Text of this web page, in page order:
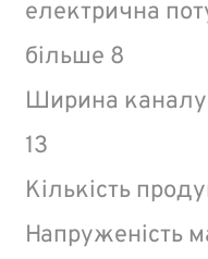
електрична
більше 8
Ширина каналу
13
Кількість
Напруженість